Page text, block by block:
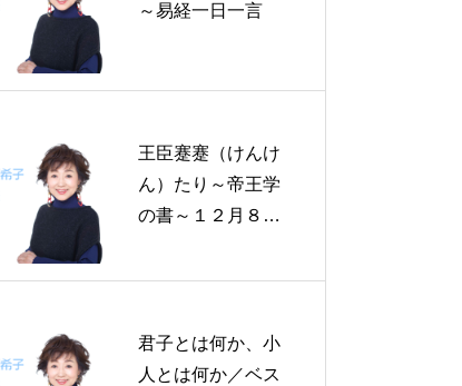
～易経一日一言
王臣蹇蹇（けんけ
ん）たり～帝王学
の書～１２月８日
君子とは何か、小
人とは何か／ベス